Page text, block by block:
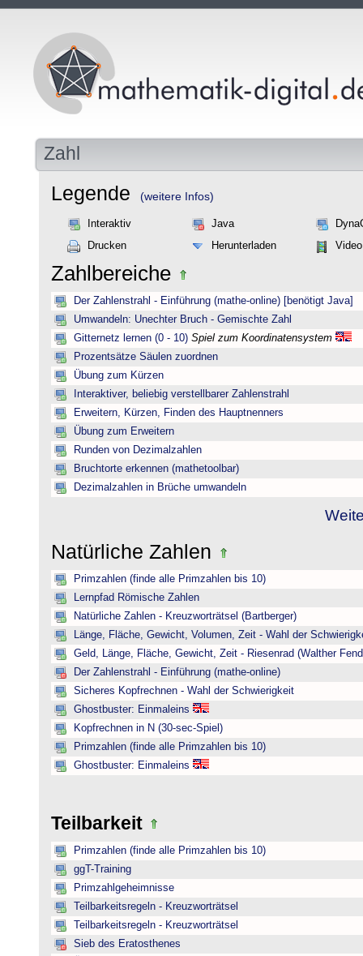
Zahl
Legende (weitere Infos)
Interaktiv Java
Drucken
Herunterladen Video
Zahlbereiche
Der Zahlenstrahl - Einführung (mathe-online) [benötigt Java]
Umwandeln: Unechter Bruch - Gemischte Zahl
Gitternetz lernen (0 - 10) Spiel zum Koordinatensystem
Prozentsätze Säulen zuordnen
Übung zum Kürzen
Interaktiver, beliebig verstellbarer Zahlenstrahl
Erweitern, Kürzen, Finden des Hauptnenners
Übung zum Erweitern
Runden von Dezimalzahlen
Bruchtorte erkennen (mathetoolbar)
Dezimalzahlen in Brüche umwandeln
Natürliche Zahlen
Primzahlen (finde alle Primzahlen bis 10)
Lernpfad Römische Zahlen
Natürliche Zahlen - Kreuzworträtsel (Bartberger)
Länge, Fläche, Gewicht, Volumen, Zeit - Wahl der
Geld, Länge, Fläche, Gewicht, Zeit - Riesenrad (Walther
Der Zahlenstrahl - Einführung (mathe-online)
Sicheres Kopfrechnen - Wahl der Schwierigkeit
Ghostbuster: Einmaleins
Kopfrechnen in N (30-sec-Spiel)
Primzahlen (finde alle Primzahlen bis 10)
Ghostbuster: Einmaleins
Teilbarkeit
Primzahlen (finde alle Primzahlen bis 10)
ggT-Training
Primzahlgeheimnisse
Teilbarkeitsregeln - Kreuzworträtsel
Teilbarkeitsregeln - Kreuzworträtsel
Sieb des Eratosthenes